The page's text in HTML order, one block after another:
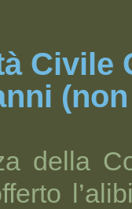
Civile
della